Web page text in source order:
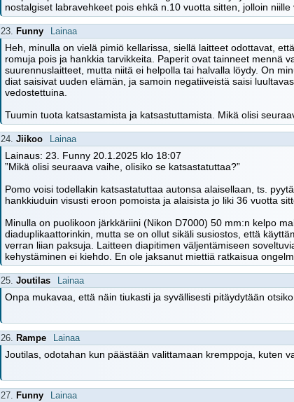
nostalgiset labravehkeet pois ehkä n.10 vuotta sitten, jolloin niille
23. Funny Lainaa
Heh, minulla on vielä pimiö kellarissa, siellä laitteet odottavat,
romuja pois ja hankkia tarvikkeita. Paperit ovat tainneet mennä
suurennuslaitteet, mutta niitä ei helpolla tai halvalla löydy. On
diat saisivat uuden elämän, ja samoin negatiiveistä saisi
vedostettuina.
Tuumin tuota katsastamista ja katsastuttamista. Mikä olisi
24. Jiikoo Lainaa
Lainaus: 23. Funny 20.1.2025 klo 18:07
”Mikä olisi seuraava vaihe, olisiko se katsastatuttaa?”
Pomo voisi todellakin katsastatuttaa autonsa alaisellaan, ts.
hankkiuduin visusti eroon pomoista ja alaisista jo liki 36 vuotta
Minulla on puolikoon järkkäriini (Nikon D7000) 50 mm:n kelpo
diaduplikaattorinkin, mutta se on ollut sikäli susiostos, että
verran liian paksuja. Laitteen diapitimen väljentämiseen
kehystäminen ei kiehdo. En ole jaksanut miettiä ratkaisua
25. Joutilas Lainaa
Onpa mukavaa, että näin tiukasti ja syvällisesti pitäydytään
26. Rampe Lainaa
Joutilas, odotahan kun päästään valittamaan kremppoja, kuten
27. Funny Lainaa